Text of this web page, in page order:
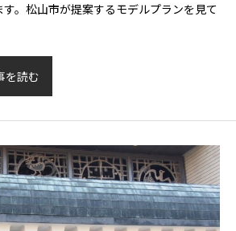
。松山市が提案するモデルプランを見て
を読む